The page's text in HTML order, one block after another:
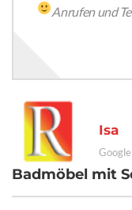
Anrufen und
Isa
Google
Badmöbel mit